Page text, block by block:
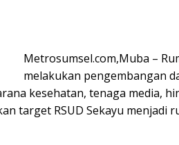
Metrosumsel.com,Muba –
melakukan pengembangan
kesehatan, tenaga media,
target RSUD Sekayu menjadi